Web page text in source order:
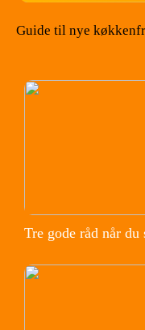
Guide til nye
Tre gode råd når